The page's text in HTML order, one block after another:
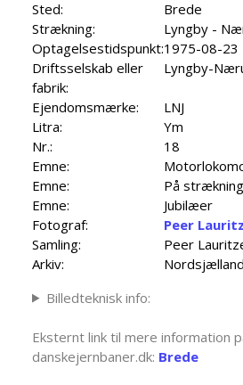
Sted:
Brede
Strækning:
Lyngby -
Optagelsestidspunkt:1975-08-23
Driftsselskab eller
fabrik:
Lyngby-
Ejendomsmærke:
LNJ
Litra:
Ym
Nr.:
18
Emne:
Emne:
På
Emne:
Jubilæer
Fotograf:
Peer
Samling:
Peer
Arkiv:
Billedteknisk info:
Eksternt link til mere information
danskejernbaner.dk: Brede